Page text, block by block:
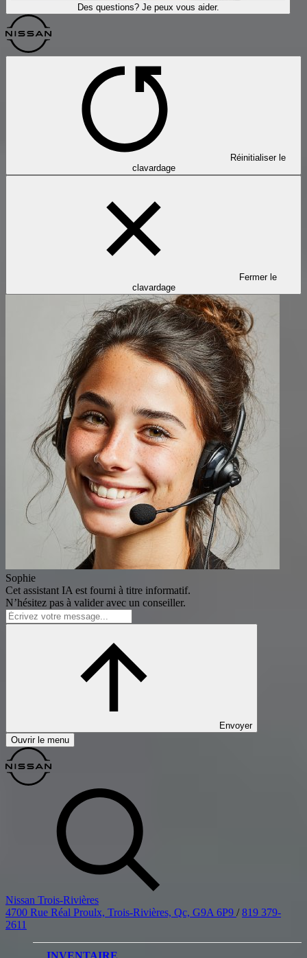
Des questions? Je peux vous aider.
Réinitialiser le
clavardage
Fermer le
clavardage
Sophie
Cet assistant IA est fourni à titre informatif.
N’hésitez pas à valider avec un conseiller.
Envoyer
Ouvrir le menu
Nissan Trois-Rivières
4700 Rue Réal Proulx, Trois-Rivières, Qc, G9A 6P9 / 819 379-
2611
INVENTAIRE